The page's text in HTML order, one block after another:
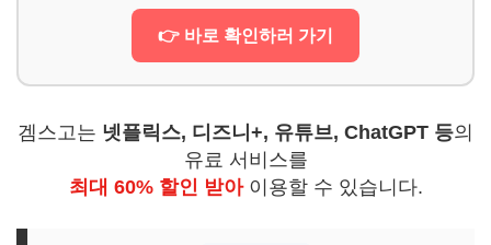
👉 바로 확인하러 가기
겜스고는 넷플릭스, 디즈니+, 유튜브, ChatGPT 등의
유료 서비스를
최대 60% 할인 받아이용할 수 있습니다.